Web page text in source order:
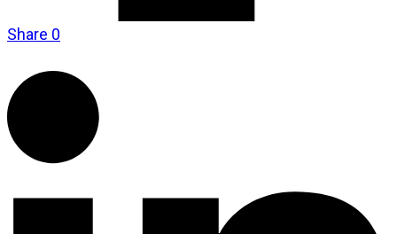
Share 0